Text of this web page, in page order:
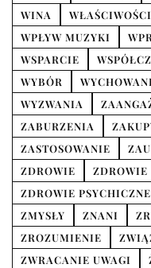
WINA
WŁAŚCIWOŚCI
WPŁYW MUZYKI
WSPARCIE
WYBÓR
WYZWANIA
ZABURZENIA
ZASTOSOWANIE
ZDROWIE
ZDROWIE
ZDROWIE PSYCHICZNE
ZMYSŁY
ZNANI
ZROZUMIENIE
ZWRACANIE UWAGI